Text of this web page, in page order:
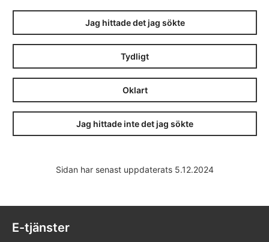
Jag hittade det jag sökte
Tydligt
Oklart
Jag hittade inte det jag sökte
Sidan har senast uppdaterats 5.12.2024
E-tjänster